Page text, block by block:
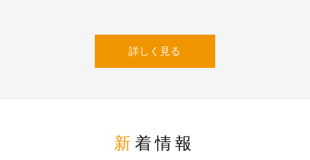
詳しく見る
新着情報